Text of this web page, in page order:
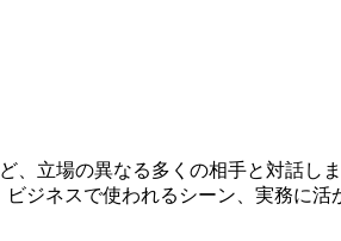
、立場の異なる多くの相手と対話し
ビジネスで使われるシーン、実務に